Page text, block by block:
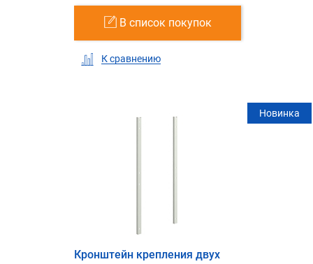
В список покупок
К сравнению
Новинка
Кронштейн крепления двух